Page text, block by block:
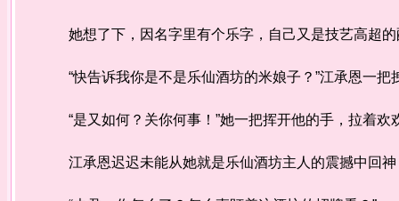
她想了下，因名字里有个乐字，自己又是技艺高超的
“快告诉我你是不是乐仙酒坊的米娘子？”江承恩一把
“是又如何？关你何事！”她一把挥开他的手，拉着欢
江承恩迟迟未能从她就是乐仙酒坊主人的震撼中回神